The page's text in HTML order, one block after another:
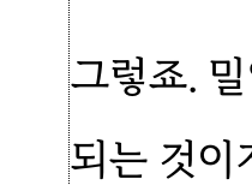
그렇죠.
되는 것이